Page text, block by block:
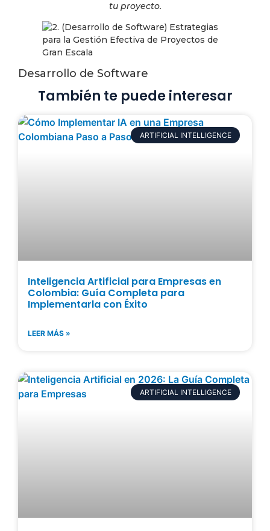
tu proyecto.
Desarrollo de Software
También te puede interesar
ARTIFICIAL INTELLIGENCE
Inteligencia Artificial para Empresas en
Colombia: Guía Completa para
Implementarla con Éxito
LEER MÁS »
ARTIFICIAL INTELLIGENCE